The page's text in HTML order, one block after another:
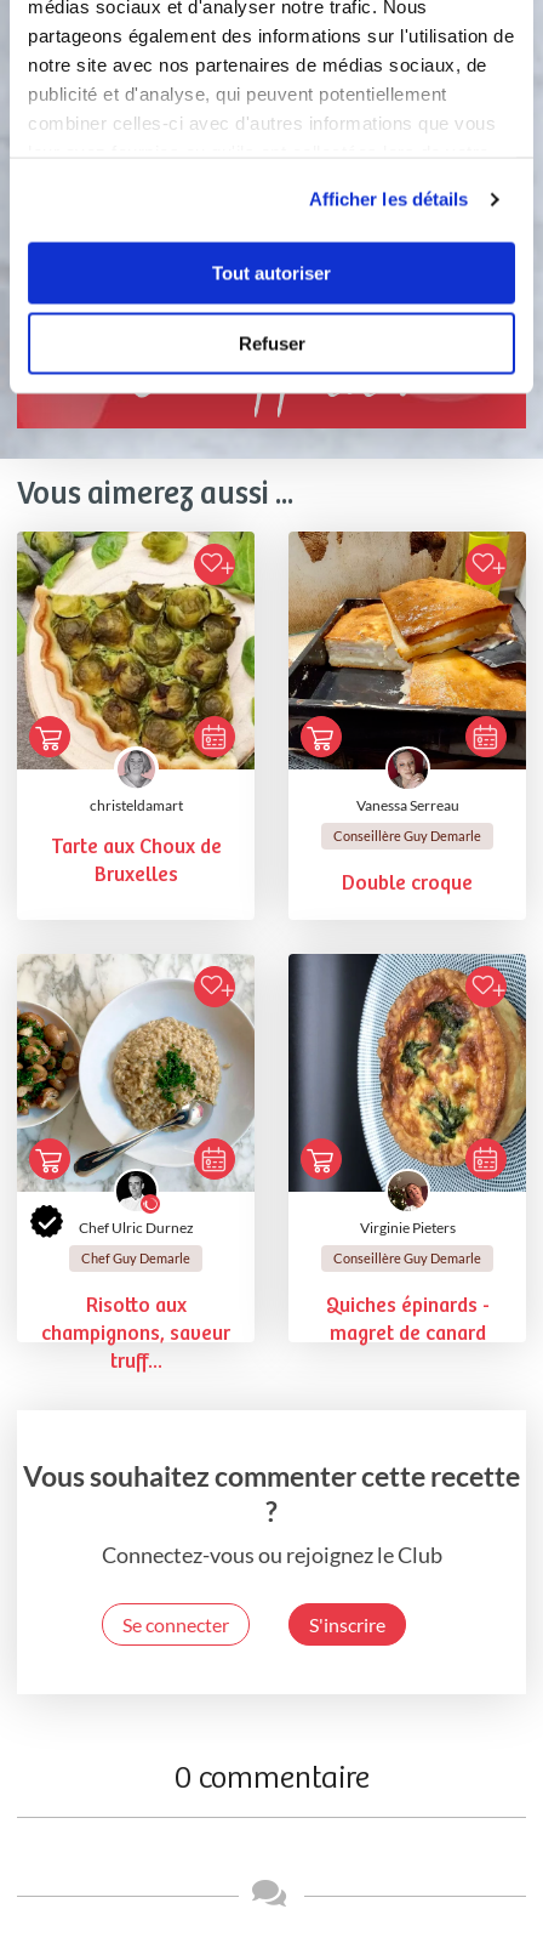
médias sociaux et d'analyser notre trafic. Nous
partageons également des informations sur l'utilisation de
notre site avec nos partenaires de médias sociaux, de
publicité et d'analyse, qui peuvent potentiellement
combiner celles-ci avec d'autres informations que vous
Afficher les détails
Tout autoriser
Refuser
muscade.
3
Laissez cuire tout en gardant un léger
croquant, environ 5 minutes.
Saupoudrez de Flocons de saveur
4
poireaux accompagnée de bacon
grillé.
Bon appétit !
Vous aimerez aussi ...
christeldamart
Tarte aux Choux de
Bruxelles
Vanessa Serreau
Conseillère Guy Demarle
Double croque
Chef Ulric Durnez
Chef Guy Demarle
Risotto aux
champignons, saveur
truff...
Virginie Pieters
Conseillère Guy Demarle
Quiches épinards -
magret de canard
Vous souhaitez commenter cette recette
?
Connectez-vous ou rejoignez le Club
Se connecter S'inscrire
0 commentaire